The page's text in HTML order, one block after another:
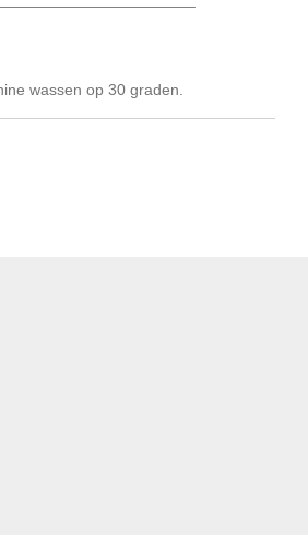
wassen op 30 graden.